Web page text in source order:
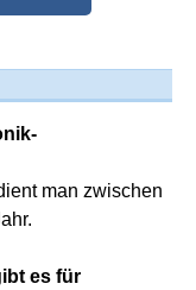
man zwischen
es für